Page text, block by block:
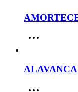
ALAVANCA